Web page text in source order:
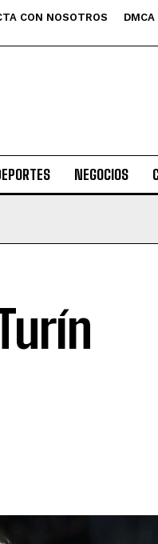
CON NOSOTROS DMCA
NEGOCIOS